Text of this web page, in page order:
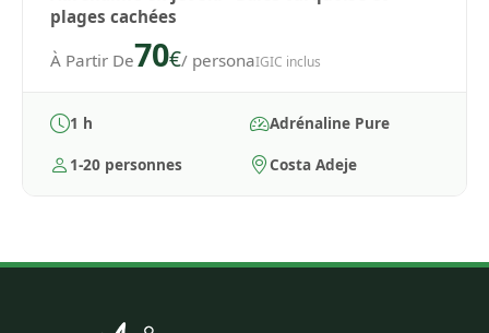
plages cachées
À Partir De70€/ personaIGIC inclus
1 h
Adrénaline Pure
1-20 personnes
Costa Adeje